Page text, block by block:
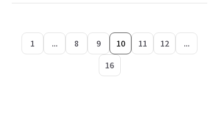
1 ... 8 9 10 11 12
...
16